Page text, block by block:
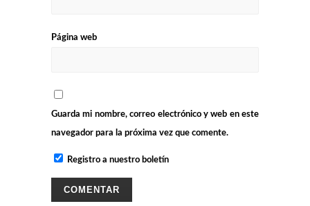
Página web
Guarda mi nombre, correo electrónico y web en este
navegador para la próxima vez que comente.
Registro a nuestro boletín